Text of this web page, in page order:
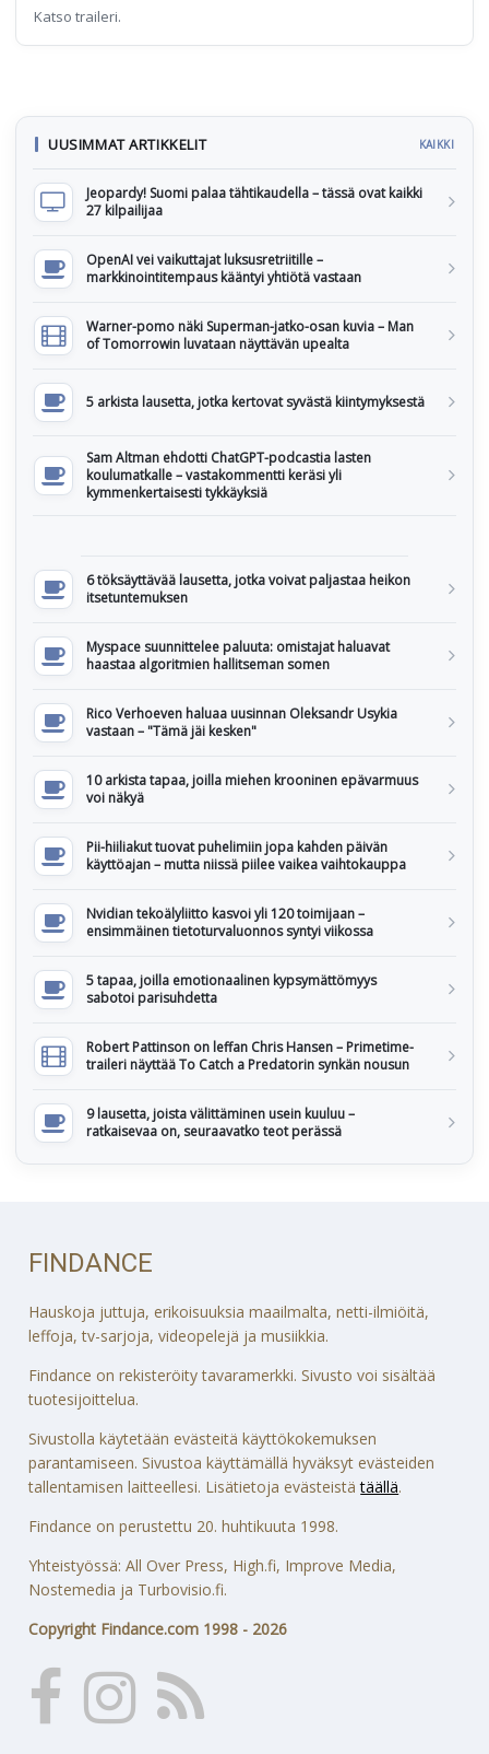
Katso traileri.
UUSIMMAT ARTIKKELIT KAIKKI
Jeopardy! Suomi palaa tähtikaudella – tässä ovat kaikki
27 kilpailijaa
OpenAI vei vaikuttajat luksusretriitille –
markkinointitempaus kääntyi yhtiötä vastaan
Warner-pomo näki Superman-jatko-osan kuvia – Man
of Tomorrowin luvataan näyttävän upealta
5 arkista lausetta, jotka kertovat syvästä kiintymyksestä
Sam Altman ehdotti ChatGPT-podcastia lasten
koulumatkalle – vastakommentti keräsi yli
kymmenkertaisesti tykkäyksiä
6 töksäyttävää lausetta, jotka voivat paljastaa heikon
itsetuntemuksen
Myspace suunnittelee paluuta: omistajat haluavat
haastaa algoritmien hallitseman somen
Rico Verhoeven haluaa uusinnan Oleksandr Usykia
vastaan – "Tämä jäi kesken"
10 arkista tapaa, joilla miehen krooninen epävarmuus
voi näkyä
Pii-hiiliakut tuovat puhelimiin jopa kahden päivän
käyttöajan – mutta niissä piilee vaikea vaihtokauppa
Nvidian tekoälyliitto kasvoi yli 120 toimijaan –
ensimmäinen tietoturvaluonnos syntyi viikossa
5 tapaa, joilla emotionaalinen kypsymättömyys
sabotoi parisuhdetta
Robert Pattinson on leffan Chris Hansen – Primetime-
traileri näyttää To Catch a Predatorin synkän nousun
9 lausetta, joista välittäminen usein kuuluu –
ratkaisevaa on, seuraavatko teot perässä
FINDANCE
Hauskoja juttuja, erikoisuuksia maailmalta, netti-ilmiöitä,
leffoja, tv-sarjoja, videopelejä ja musiikkia.
Findance on rekisteröity tavaramerkki. Sivusto voi sisältää
tuotesijoittelua.
Sivustolla käytetään evästeitä käyttökokemuksen
parantamiseen. Sivustoa käyttämällä hyväksyt evästeiden
tallentamisen laitteellesi. Lisätietoja evästeistätäällä.
Findance on perustettu 20. huhtikuuta 1998.
Yhteistyössä: All Over Press, High.fi, Improve Media,
Nostemedia ja Turbovisio.fi.
Copyright Findance.com 1998 - 2026